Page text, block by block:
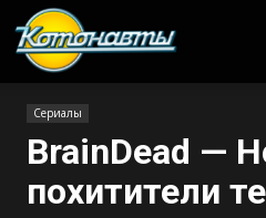
Сериалы
BrainDead —
похитители